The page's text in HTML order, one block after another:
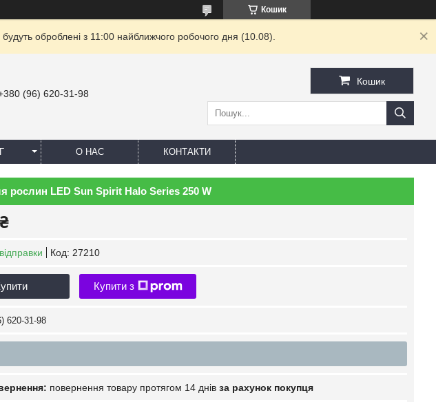
Кошик
оброблені з 11:00 найближчого робочого дня (10.08).
(96) 620-31-98
Кошик
О НАС КОНТАКТИ
рослин LED Sun Spirit Halo Series 250 W
Код: 27210
Купити з
620-31-98
повернення товару протягом 14 днів за рахунок покупця